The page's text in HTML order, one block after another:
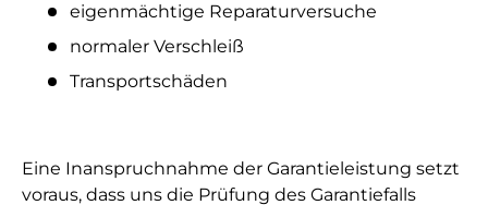
eigenmächtige Reparaturversuche
normaler Verschleiß
Transportschäden
Eine Inanspruchnahme der Garantieleistung setzt
voraus, dass uns die Prüfung des Garantiefalls